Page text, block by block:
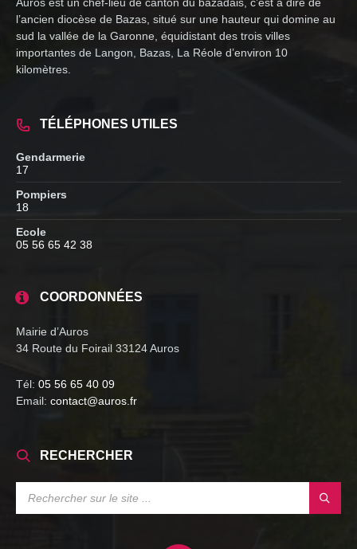
l’ancien diocèse de Bazas, situé sur une hauteur qui domine au
sud la vallée de la Garonne, équidistant des trois villes
importantes de Langon, Bazas, La Réole d’environ 10
kilomètres.
TÉLÉPHONES UTILES
Gendarmerie
17
Pompiers
18
Ecole
05 56 65 42 38
COORDONNÉES
Mairie d’Auros
34 Route du Foirail 33124 Auros
Tél: 05 56 65 40 09
Email: contact@auros.fr
RECHERCHER